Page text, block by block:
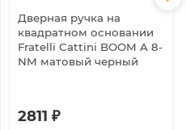
Дверная ручка на
квадратном основании
Fratelli Cattini BOOM A 8-
NM матовый черный
2811 ₽